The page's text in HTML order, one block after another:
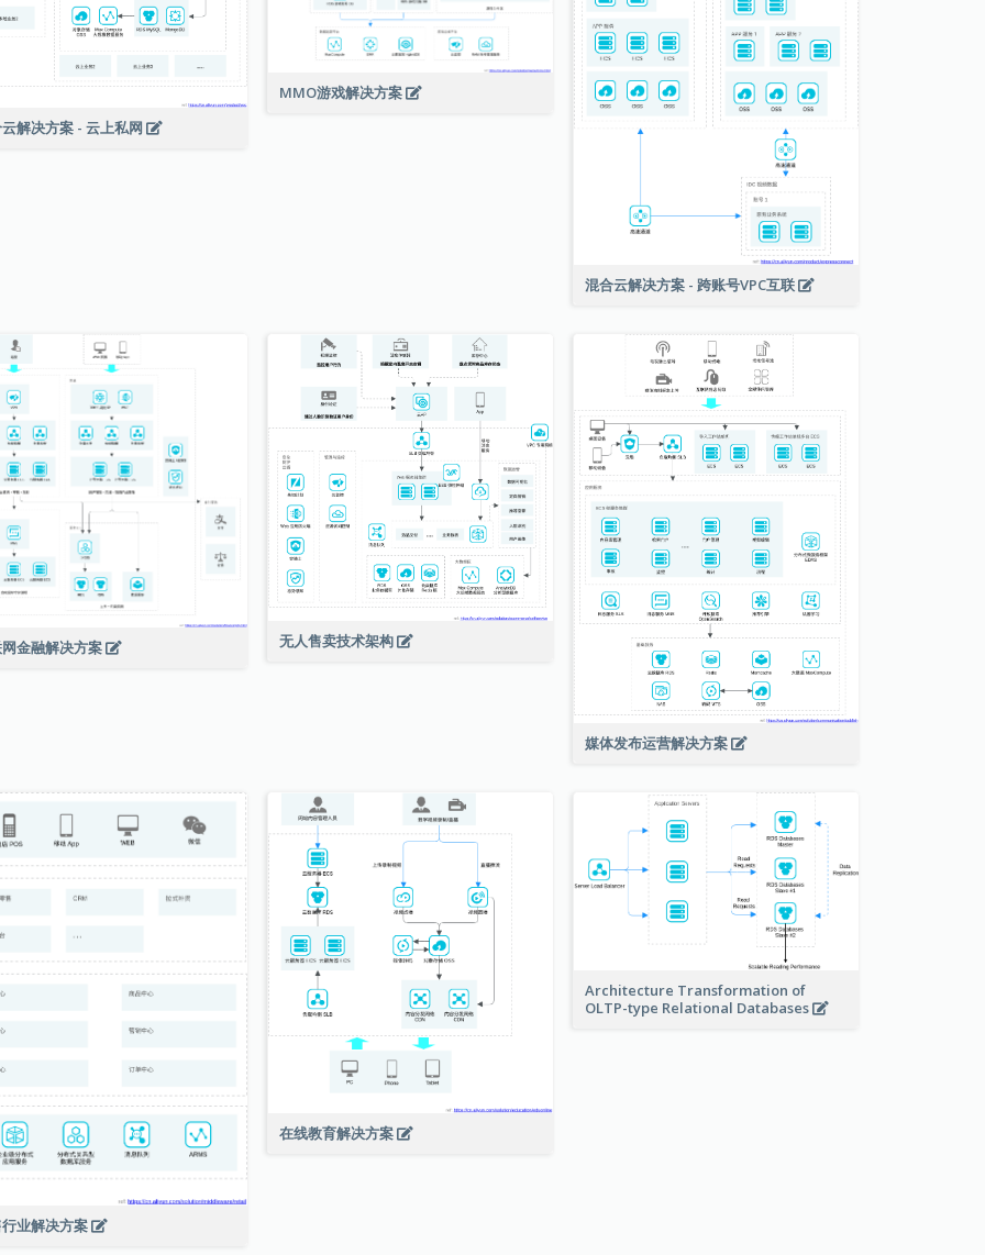
解决方案 - 云上私网
MMO游戏解决方案
混合云解决方案 - 跨账号VPC互联
金融解决方案 无人售卖技术架构
媒体发布运营解决方案
业解决方案
在线教育解决方案
Architecture Transformation of
OLTP-type Relational Databases